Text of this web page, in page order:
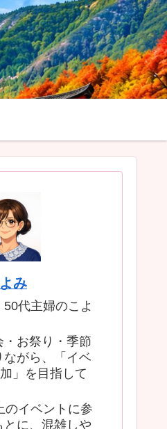
み
代主婦のこよ
お祭り・季節
ながら、「イベ
」を目指して
のイベントに参
に、混雑しや